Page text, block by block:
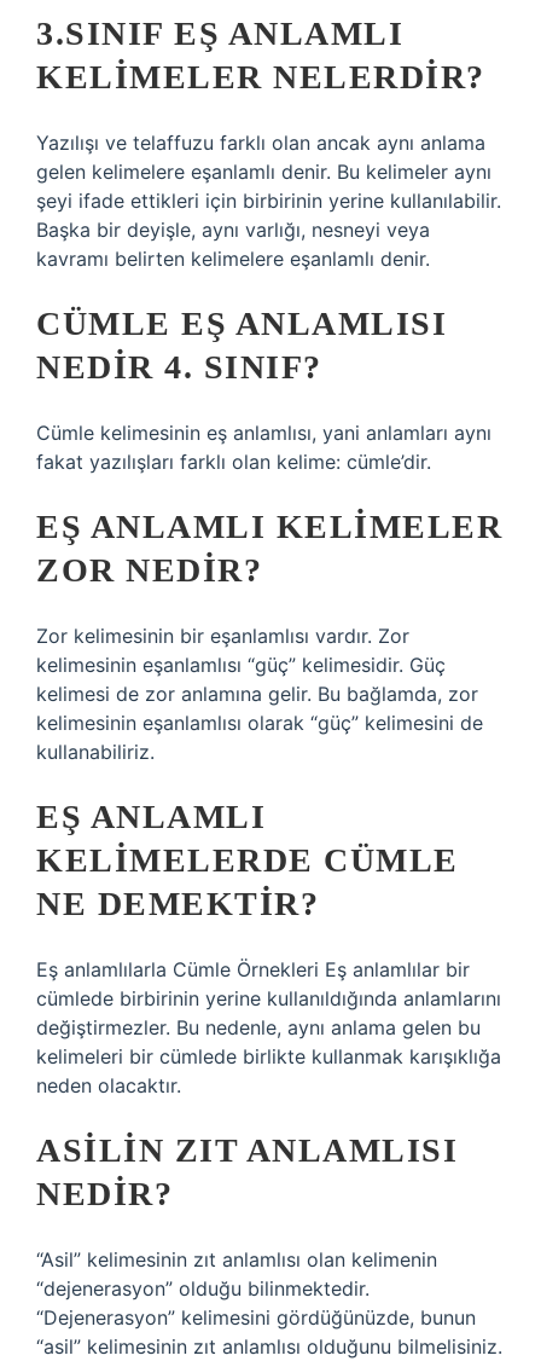
3.SINIF EŞ ANLAMLI
KELIMELER NELERDIR?
Yazılışı ve telaffuzu farklı olan ancak aynı anlama
gelen kelimelere eşanlamlı denir. Bu kelimeler aynı
şeyi ifade ettikleri için birbirinin yerine kullanılabilir.
Başka bir deyişle, aynı varlığı, nesneyi veya
kavramı belirten kelimelere eşanlamlı denir.
CÜMLE EŞ ANLAMLISI
NEDIR 4. SINIF?
Cümle kelimesinin eş anlamlısı, yani anlamları aynı
fakat yazılışları farklı olan kelime: cümle’dir.
EŞ ANLAMLI KELIMELER
ZOR NEDIR?
Zor kelimesinin bir eşanlamlısı vardır. Zor
kelimesinin eşanlamlısı “güç” kelimesidir. Güç
kelimesi de zor anlamına gelir. Bu bağlamda, zor
kelimesinin eşanlamlısı olarak “güç” kelimesini de
kullanabiliriz.
EŞ ANLAMLI
KELIMELERDE CÜMLE
NE DEMEKTIR?
Eş anlamlılarla Cümle Örnekleri Eş anlamlılar bir
cümlede birbirinin yerine kullanıldığında anlamlarını
değiştirmezler. Bu nedenle, aynı anlama gelen bu
kelimeleri bir cümlede birlikte kullanmak karışıklığa
neden olacaktır.
ASILIN ZIT ANLAMLISI
NEDIR?
“Asil” kelimesinin zıt anlamlısı olan kelimenin
“dejenerasyon” olduğu bilinmektedir.
“Dejenerasyon” kelimesini gördüğünüzde, bunun
“asil” kelimesinin zıt anlamlısı olduğunu bilmelisiniz.